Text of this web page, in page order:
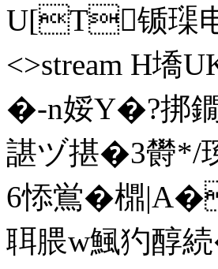
U[T锧璖电
<>stream H墧
�-n娞Y�?挷
諶ヅ揕�3欎
6悿鴬� 檙
聑腲w鯴犳醇